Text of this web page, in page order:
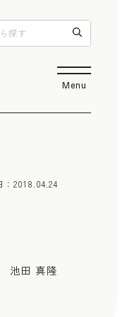
Menu
：2018.04.24
池田 真隆